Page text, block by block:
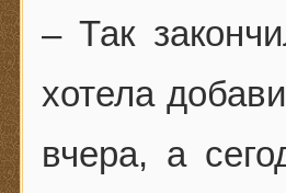
– Так
хотела
вчера, а